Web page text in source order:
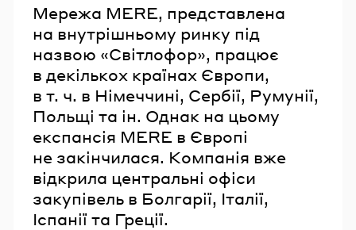
Мережа MERE, представлена
на внутрішньому ринку під
назвою «Світлофор», працює
в декількох країнах Європи,
в т. ч. в Німеччині, Сербії, Румунії,
Польщі та ін. Однак на цьому
експансія MERE в Європі
не закінчилася. Компанія вже
відкрила центральні офіси
закупівель в Болгарії, Італії,
Іспанії та Греції.